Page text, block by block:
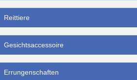
Reittiere
Gesichtsaccessoire
Errungenschaften